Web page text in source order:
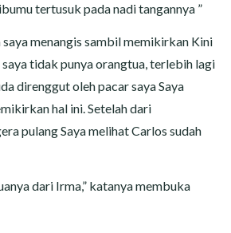
tertusuk pada nadi tangannya ”
saya menangis sambil memikirkan Kini
saya tidak punya orangtua, terlebih lagi
direnggut oleh pacar saya Saya
hal ini. Setelah dari
pulang Saya melihat Carlos sudah
dari Irma,” katanya membuka